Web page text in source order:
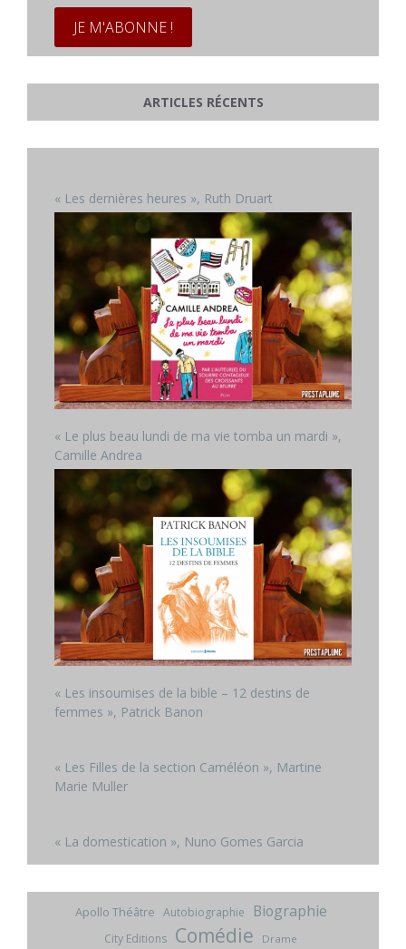
ARTICLES RÉCENTS
« Les dernières heures », Ruth Druart
« Le plus beau lundi de ma vie tomba un mardi »,
Camille Andrea
« Les insoumises de la bible – 12 destins de
femmes », Patrick Banon
« Les Filles de la section Caméléon », Martine
Marie Muller
« La domestication », Nuno Gomes Garcia
Apollo Théâtre Autobiographie Biographie
City Editions Comédie
Drame